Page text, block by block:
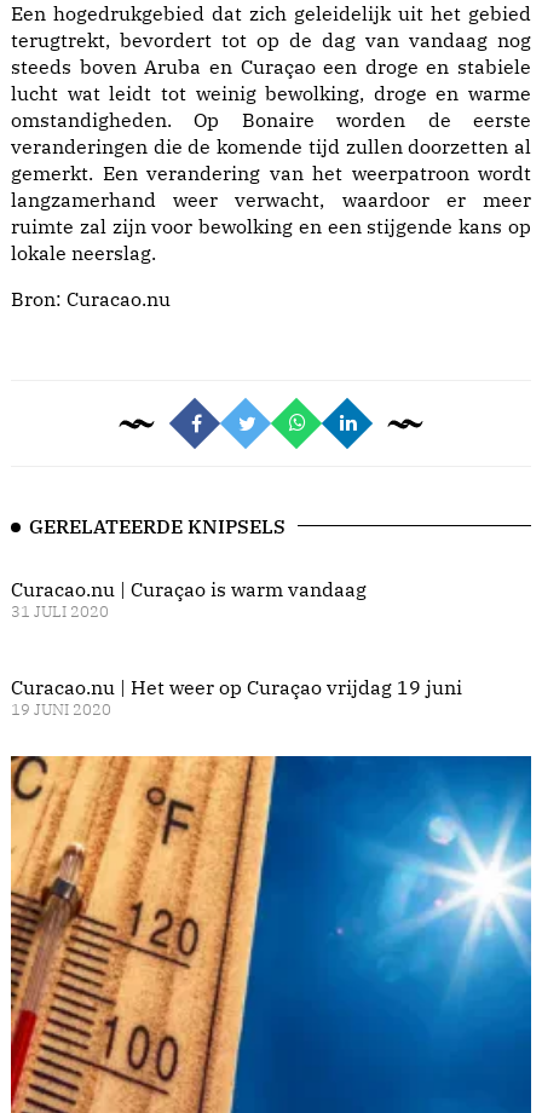
Een hogedrukgebied dat zich geleidelijk uit het gebied
terugtrekt, bevordert tot op de dag van vandaag nog
steeds boven Aruba en Curaçao een droge en stabiele
lucht wat leidt tot weinig bewolking, droge en warme
omstandigheden. Op Bonaire worden de eerste
veranderingen die de komende tijd zullen doorzetten al
gemerkt. Een verandering van het weerpatroon wordt
langzamerhand weer verwacht, waardoor er meer
ruimte zal zijn voor bewolking en een stijgende kans op
lokale neerslag.
Bron: Curacao.nu
GERELATEERDE KNIPSELS
Curacao.nu | Curaçao is warm vandaag
31 JULI 2020
Curacao.nu | Het weer op Curaçao vrijdag 19 juni
19 JUNI 2020